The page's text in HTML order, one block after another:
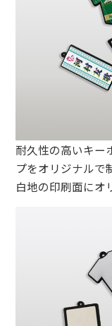
耐久性の高いキー
プをオリジナルで
白地の印刷面にオ